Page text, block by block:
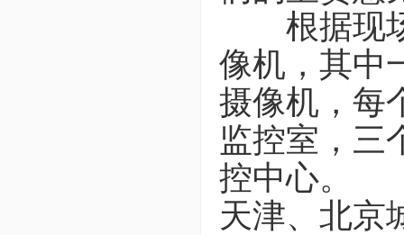
根据现场
像机，其中
摄像机，每
监控室，三
控中心。
天津、北京